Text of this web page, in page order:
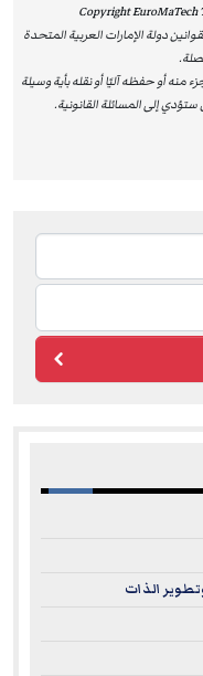
EuroMaTechTraining &
Approved Training
EuroMaTech to
courses, enabling
Continuing
This international
strong commitment to
and enhances their
such as accounting,
management.
with
learning environment,
aligned with
Copyright EuroMaTech
دولة الإمارات العربية المتحدة
منه أو حفظه آليًا أو نقله بأية وسيلة
إلى المسائلة القانونية.
الذات